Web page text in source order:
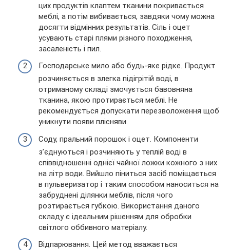
цих продуктів клаптем тканини покривається
меблі, а потім вибивається, завдяки чому можна
досягти відмінних результатів. Сіль і оцет
усувають старі плями різного походження,
засаленість і пил.
Господарське мило або будь-яке рідке. Продукт
розчиняється в злегка підігрітій воді, в
отриманому складі змочується бавовняна
тканина, якою протирається меблі. Не
рекомендується допускати перезволоження щоб
уникнути появи плісняви.
Соду, пральний порошок і оцет. Компоненти
з’єднуються і розчиняють у теплій воді в
співвідношенні однієї чайної ложки кожного з них
на літр води. Вийшло піниться засіб поміщається
в пульверизатор і таким способом наноситься на
забруднені ділянки меблів, після чого
розтирається губкою. Використання даного
складу є ідеальним рішенням для обробки
світлого оббивного матеріалу.
Відпарювання. Цей метод вважається